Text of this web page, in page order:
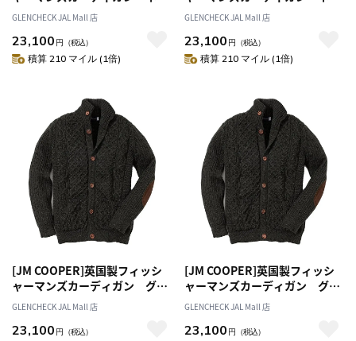
ビー M
GLENCHECK JAL Mall 店
23,100 円 （税込）
積算 210 マイル (1倍)
ビー L
GLENCHECK JAL Mall 店
23,100 円 （税込）
積算 210 マイル (1倍)
[JM COOPER]英国製フィッシ
ャーマンズカーディガン グリ
ーン M
GLENCHECK JAL Mall 店
23,100 円 （税込）
[JM COOPER]英国製フィッシ
ャーマンズカーディガン グリ
ーン L
GLENCHECK JAL Mall 店
23,100 円 （税込）